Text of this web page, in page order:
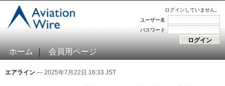
ログインしていません。
ユーザー名
パスワード
ホーム 会員用ページ
エアライン — 2025年7月22日 16:33 JST